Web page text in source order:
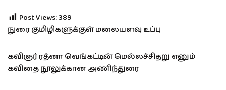
Post Views:389
நுரை குமிழிகளுக்குள் மலையளவு உப்பு
கவிஞர் ரத்னா வெங்கட்டின் மெல்லச்சிதறு எனும்
கவிதை நூலுக்கான அணிந்துரை